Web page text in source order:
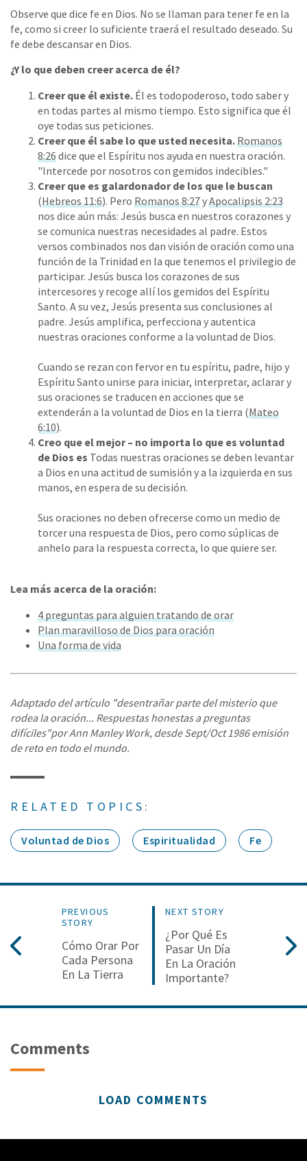
Observe que dice fe en Dios. No se llaman para tener fe en la
fe, como si creer lo suficiente traerá el resultado deseado. Su
fe debe descansar en Dios.
¿Y lo que deben creer acerca de él?
Creer que él existe. Él es todopoderoso, todo saber y
en todas partes al mismo tiempo. Esto significa que él
oye todas sus peticiones.
Creer que él sabe lo que usted necesita.Romanos
8:26dice que el Espíritu nos ayuda en nuestra oración.
"Intercede por nosotros con gemidos indecibles."
Creer que es galardonador de los que le buscan
(Hebreos 11:6). Pero Romanos 8:27yApocalipsis 2:23
nos dice aún más: Jesús busca en nuestros corazones y
se comunica nuestras necesidades al padre. Estos
versos combinados nos dan visión de oración como una
función de la Trinidad en la que tenemos el privilegio de
participar. Jesús busca los corazones de sus
intercesores y recoge allí los gemidos del Espíritu
Santo. A su vez, Jesús presenta sus conclusiones al
padre. Jesús amplifica, perfecciona y autentica
nuestras oraciones conforme a la voluntad de Dios.
Cuando se rezan con fervor en tu espíritu, padre, hijo y
Espíritu Santo unirse para iniciar, interpretar, aclarar y
sus oraciones se traducen en acciones que se
extenderán a la voluntad de Dios en la tierra (Mateo
6:10).
Creo que el mejor – no importa lo que es voluntad
de Dios es Todas nuestras oraciones se deben levantar
a Dios en una actitud de sumisión y a la izquierda en sus
manos, en espera de su decisión.
Sus oraciones no deben ofrecerse como un medio de
torcer una respuesta de Dios, pero como súplicas de
anhelo para la respuesta correcta, lo que quiere ser.
Lea más acerca de la oración:
4 preguntas para alguien tratando de orar
Plan maravilloso de Dios para oración
Una forma de vida
Adaptado del artículo "desentrañar parte del misterio que
rodea la oración... Respuestas honestas a preguntas
difíciles"por Ann Manley Work, desde Sept/Oct 1986 emisión
de reto en todo el mundo.
RELATED TOPICS:
Voluntad de Dios Espiritualidad Fe
PREVIOUS
STORY
Cómo Orar Por
Cada Persona
En La Tierra
NEXT STORY
¿Por Qué Es
Pasar Un Día
En La Oración
Importante?
Comments
LOAD COMMENTS